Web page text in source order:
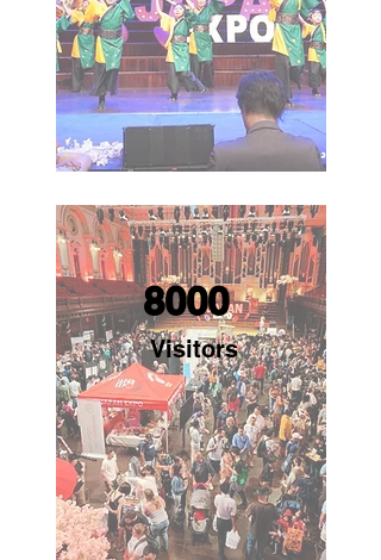
8000
Visitors